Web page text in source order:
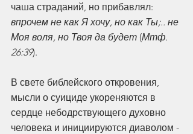
чаша страданий, но прибавлял:
впрочем не как Я хочу, но как Ты;.. не
Моя воля, но Твоя да будет (Мтф.
26:39).
В свете библейского откровения,
мысли о суициде укореняются в
сердце небодрствующего духовно
человека и инициируются диаволом -